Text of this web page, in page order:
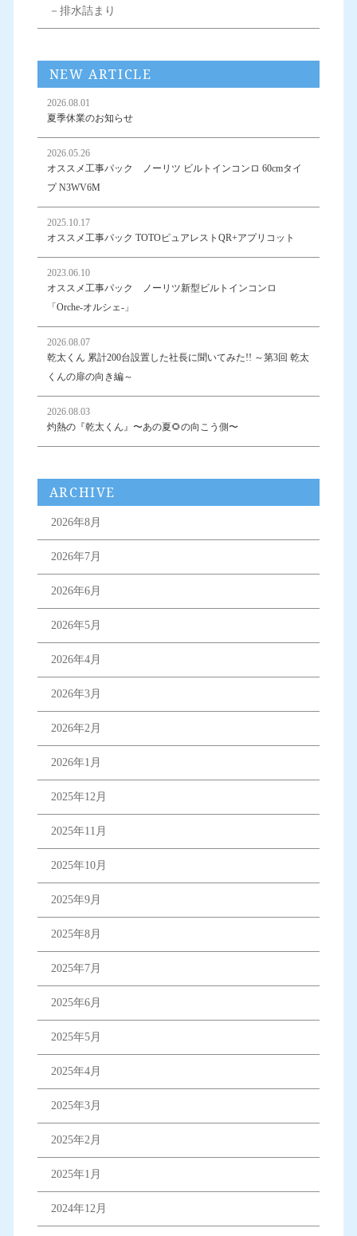
－排水詰まり
NEW ARTICLE
2026.08.01
夏季休業のお知らせ
2026.05.26
オススメ工事パック ノーリツ ビルトインコンロ 60cmタイ
プ N3WV6M
2025.10.17
オススメ工事パック TOTOピュアレストQR+アプリコット
2023.06.10
オススメ工事パック ノーリツ新型ビルトインコンロ
「Orche-オルシェ-」
2026.08.07
乾太くん 累計200台設置した社長に聞いてみた!! ～第3回 乾太
くんの扉の向き編～
2026.08.03
灼熱の『乾太くん』〜あの夏🌻の向こう側〜
ARCHIVE
2026年8月
2026年7月
2026年6月
2026年5月
2026年4月
2026年3月
2026年2月
2026年1月
2025年12月
2025年11月
2025年10月
2025年9月
2025年8月
2025年7月
2025年6月
2025年5月
2025年4月
2025年3月
2025年2月
2025年1月
2024年12月